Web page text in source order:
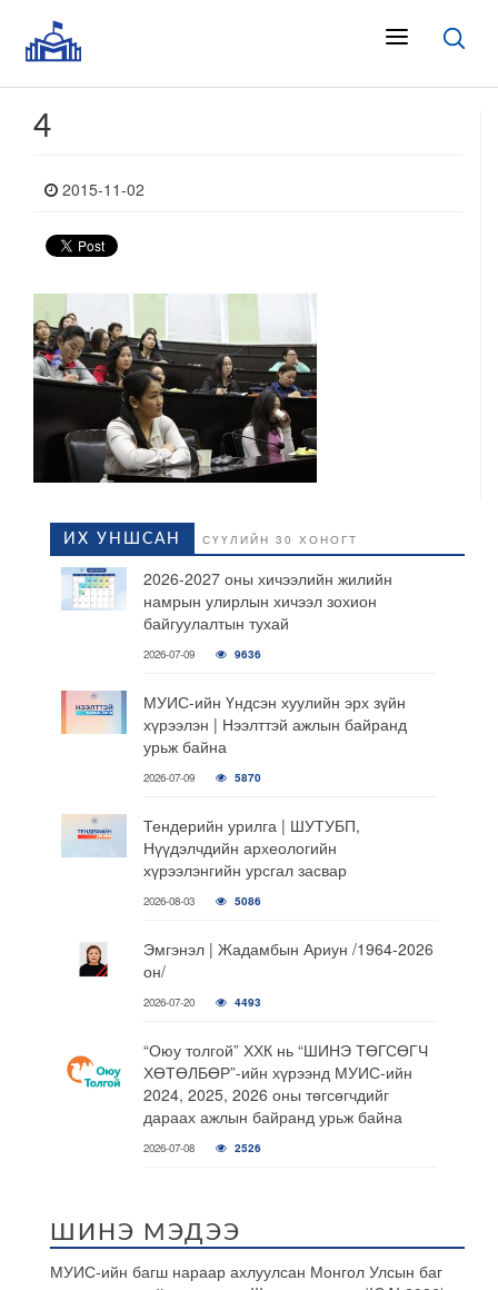
4
2015-11-02
ИХ УНШСАН СҮҮЛИЙН 30 ХОНОГТ
2026-2027 оны хичээлийн жилийн
намрын улирлын хичээл зохион
байгуулалтын тухай
2026-07-09 9636
МУИС-ийн Үндсэн хуулийн эрх зүйн
хүрээлэн | Нээлттэй ажлын байранд
урьж байна
2026-07-09 5870
Тендерийн урилга | ШУТУБП,
Нүүдэлчдийн археологийн
хүрээлэнгийн урсгал засвар
2026-08-03 5086
Эмгэнэл | Жадамбын Ариун /1964-2026
он/
2026-07-20 4493
“Оюу толгой” ХХК нь “ШИНЭ ТӨГСӨГЧ
ХӨТӨЛБӨР”-ийн хүрээнд МУИС-ийн
2024, 2025, 2026 оны төгсөгчдийг
дараах ажлын байранд урьж байна
2026-07-08 2526
ШИНЭ МЭДЭЭ
МУИС-ийн багш нараар ахлуулсан Монгол Улсын баг